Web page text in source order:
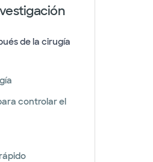
de la cirugía
controlar el